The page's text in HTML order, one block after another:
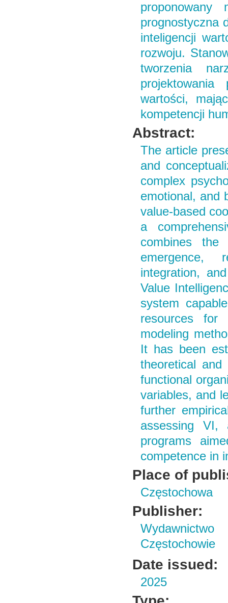
proponowany
prognostyczna
inteligencji
rozwoju.
tworzenia
projektowania
wartości,
kompetencji
Abstract:
The article
and
complex
emotional, and
value-based
a
combines the
emergence,
integration,
Value
system
resources for
modeling
It has been
theoretical and
functional
variables, and
further
assessing VI,
programs
competence in
Place of
Częstochowa
Publisher:
Częstochowie
Date issued:
2025